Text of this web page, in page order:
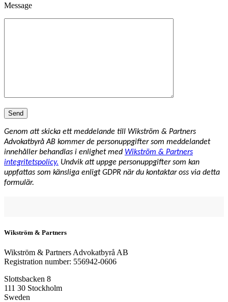
Message
Genom att skicka ett meddelande till Wikström & Partners
Advokatbyrå AB kommer de personuppgifter som meddelandet
innehåller behandlas i enlighet med Wikström & Partners
integritetspolicy. Undvik att uppge personuppgifter som kan
uppfattas som känsliga enligt GDPR när du kontaktar oss via detta
formulär.
Wikström & Partners
Wikström & Partners Advokatbyrå AB
Registration number: 556942-0606
Slottsbacken 8
111 30 Stockholm
Sweden